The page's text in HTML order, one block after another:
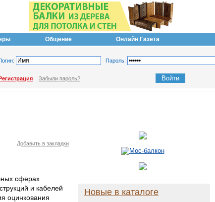
Общение Онлайн Газета
Пароль:
Забыли пароль?
Добавить в закладки
сферах
и кабелей
оцинкования
Новые в каталоге